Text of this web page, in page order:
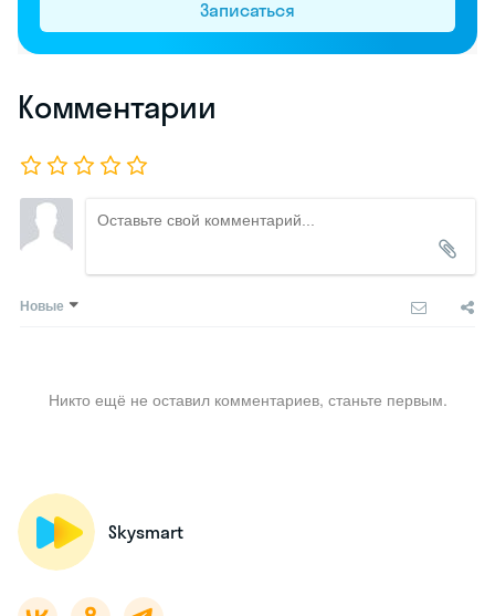
Записаться
Комментарии
Новые
Никто ещё не оставил комментариев, станьте первым.
Skysmart